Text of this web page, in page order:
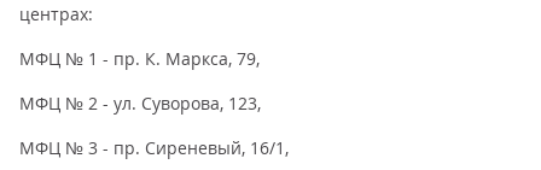
центрах:
МФЦ № 1 - пр. К. Маркса, 79,
МФЦ № 2 - ул. Суворова, 123,
МФЦ № 3 - пр. Сиреневый, 16/1,